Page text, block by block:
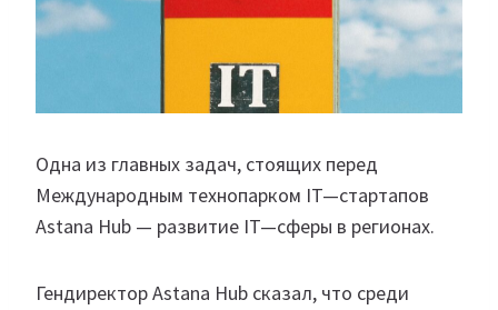
Одна из главных задач, стоящих перед
Международным технопарком IT—стартапов
Astana Hub — развитие IT—сферы в регионах.
Гендиректор Astana Hub сказал, что среди